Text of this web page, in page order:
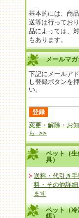
基本的には、商
送等は行ってお
品によっては、
もあります。
メールマガ
下記にメールア
し登録ボタンを
い。
変更・解除・お
ら >>
ペット（
具）
送料・代引き
料・その他詳
ます
ペット（
餌）